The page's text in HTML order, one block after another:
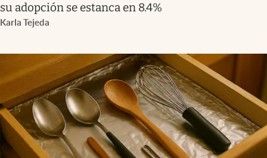
su adopción se estanca en 8.4%
Karla Tejeda